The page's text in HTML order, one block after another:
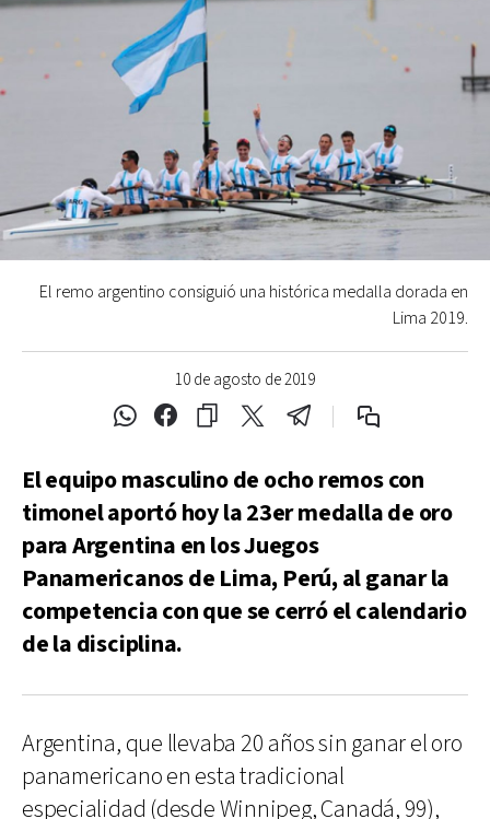
10 de agosto de 2019
El remo argentino consiguió una histórica medalla dorada en
Lima 2019.
El equipo masculino de ocho remos con
timonel aportó hoy la 23er medalla de oro
para Argentina en los Juegos
Panamericanos de Lima, Perú, al ganar la
competencia con que se cerró el calendario
de la disciplina.
Argentina, que llevaba 20 años sin ganar el oro
panamericano en esta tradicional
especialidad (desde Winnipeg, Canadá, 99),